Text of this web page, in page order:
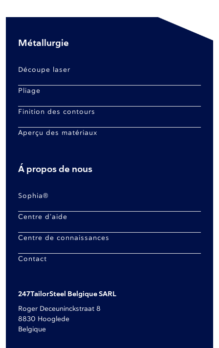
Métallurgie
Découpe laser
Pliage
Finition des contours
Aperçu des matériaux
Á propos de nous
Sophia®
Centre d’aide
Centre de connaissances
Contact
247TailorSteel Belgique SARL
Roger Deceuninckstraat 8
8830 Hooglede
Belgique